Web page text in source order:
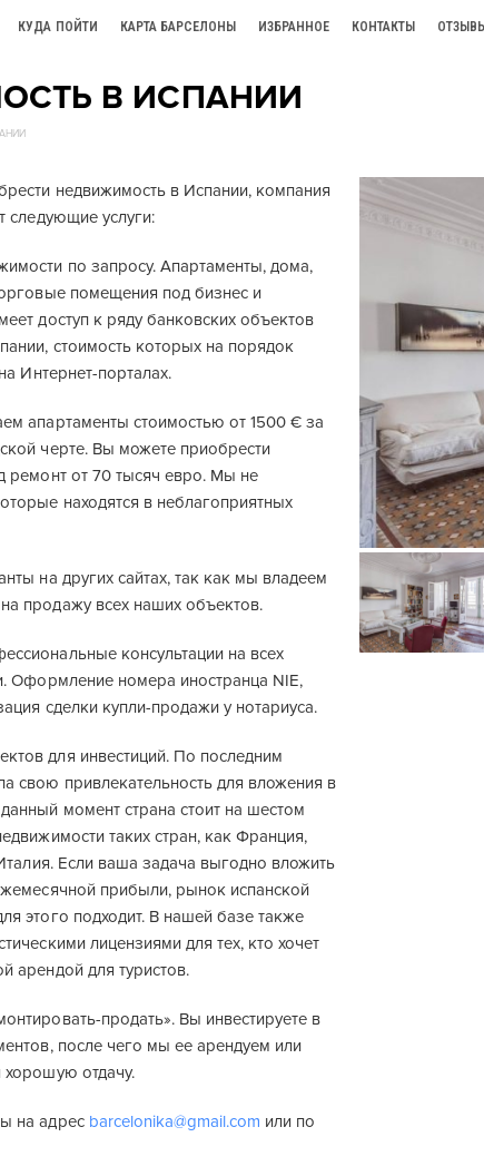
КУДА ПОЙТИ КАРТА БАРСЕЛОНЫ ИЗБРАННОЕ КОНТАКТЫ ОТЗЫВЫ
В ИСПАНИИ
недвижимость в Испании, компания
следующие услуги:
по запросу. Апартаменты, дома,
помещения под бизнес и
доступ к ряду банковских объектов
стоимость которых на порядок
Интернет-порталах.
апартаменты стоимостью от 1500 € за
черте. Вы можете приобрести
ремонт от 70 тысяч евро. Мы не
находятся в неблагоприятных
на других сайтах, так как мы владеем
продажу всех наших объектов.
консультации на всех
Оформление номера иностранца NIE,
сделки купли-продажи у нотариуса.
для инвестиций. По последним
свою привлекательность для вложения в
момент страна стоит на шестом
таких стран, как Франция,
Если ваша задача выгодно вложить
прибыли, рынок испанской
этого подходит. В нашей базе также
лицензиями для тех, кто хочет
арендой для туристов.
продать». Вы инвестируете в
после чего мы ее арендуем или
хорошую отдачу.
на адрес barcelonika@gmail.com или по